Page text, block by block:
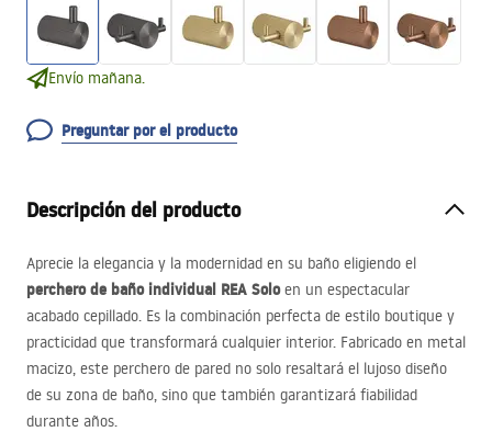
Envío mañana.
Preguntar por el producto
Descripción del producto
Aprecie la elegancia y la modernidad en su baño eligiendo el
perchero de baño individual REA Soloen un espectacular
acabado cepillado. Es la combinación perfecta de estilo boutique y
practicidad que transformará cualquier interior. Fabricado en metal
macizo, este perchero de pared no solo resaltará el lujoso diseño
de su zona de baño, sino que también garantizará fiabilidad
durante años.